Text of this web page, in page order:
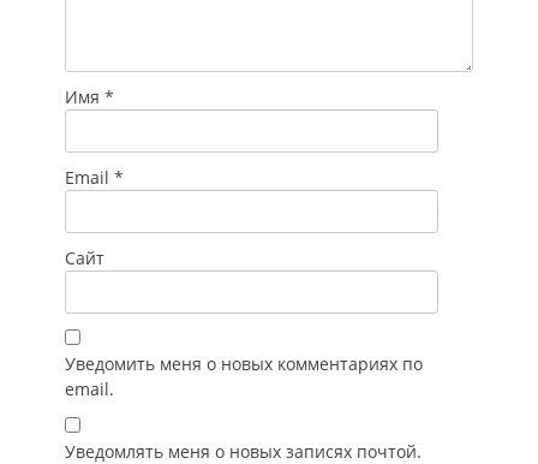
Имя *
Email *
Сайт
Уведомить меня о новых комментариях по
email.
Уведомлять меня о новых записях почтой.